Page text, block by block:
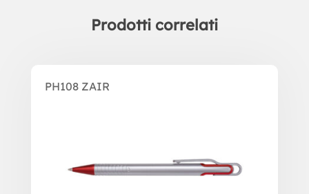
Prodotti correlati
PH108 ZAIR